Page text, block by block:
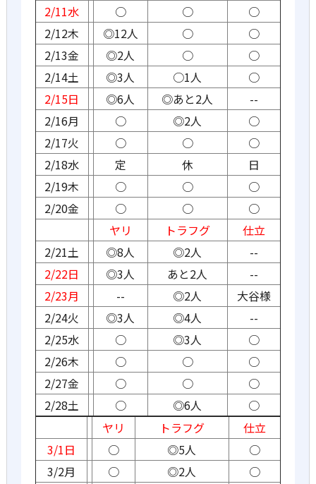
2/11水
○ ○
○
2/12木
◎12人 ○
○
2/13金
◎2人 ○
○
2/14土
◎3人 ○1人
○
2/15日
◎6人 ◎あと2人
--
2/16月
○ ◎2人
○
2/17火
○ ○
○
2/18水
定 休
日
2/19木
○ ○
○
2/20金
○ ○
○
ヤリ
トラフグ
仕立
2/21土
◎8人 ◎2人
--
2/22日
◎3人 あと2人
--
2/23月
-- ◎2人
大谷様
2/24火
◎3人 ◎4人
--
2/25水
○ ◎3人
○
2/26木
○ ○
○
2/27金
○ ○
○
2/28土
○ ◎6人
○
ヤリ
トラフグ
仕立
3/1日
○ ◎5人
○
3/2月
○ ◎2人
○